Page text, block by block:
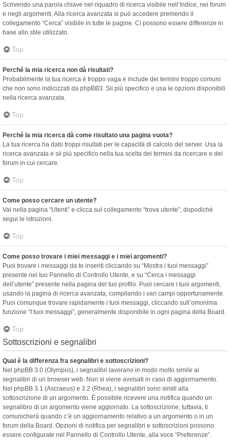
Scrivendo una parola chiave nel riquadro di ricerca visibile nell’Indice, nei forum
e negli argomenti. Alla ricerca avanzata si può accedere premendo il
collegamento “Cerca” visibile in tutte le pagine. Ci possono essere differenze in
base allo stile utilizzato.
Top
Perché la mia ricerca non dà risultati?
Probabilmente la tua ricerca è troppo vaga e include dei termini troppo comuni
che non sono indicizzati da phpBB3. Sii più specifico e usa le opzioni disponibili
nella ricerca avanzata.
Top
Perché la mia ricerca dà come risultato una pagina vuota?
La tua ricerca ha dato troppi risultati per le capacità di calcolo del server. Usa la
ricerca avanzata e sii più specifico nella tua scelta dei termini da ricercare e dei
forum in cui cercare.
Top
Come posso cercare un utente?
Vai nella pagina “Utenti” e clicca sul collegamento “trova utente”, dopodiché
segui le istruzioni.
Top
Come posso trovare i miei messaggi e i miei argomenti?
Puoi trovare i messaggi da te inseriti cliccando su “Mostra i tuoi messaggi”
presente nel tuo Pannello di Controllo Utente, e su “Cerca i messaggi
dell’utente” presente nella pagina del tuo profilo. Puoi cercare i tuoi argomenti,
usando la pagina di ricerca avanzata, compilando i vari campi opportunamente.
Puoi comunque trovare rapidamente i tuoi messaggi, cliccando sull’omonima
funzione “I tuoi messaggi”, generalmente disponibile in ogni pagina della Board.
Top
Sottoscrizioni e segnalibri
Qual è la differenza fra segnalibri e sottoscrizioni?
Nel phpBB 3.0 (Olympus), i segnalibri lavorano in modo molto simile ai
segnalibri di un browser web. Non si viene avvisati in caso di aggiornamento.
Nel phpBB 3.1 (Ascraeus) e 3.2 (Rhea), i segnalibri sono simili alla
sottoscrizione di un argomento. È possibile ricevere una notifica quando un
segnalibro di un argomento viene aggiornato. La sottoscrizione, tuttavia, ti
comunicherà quando c’è un aggiornamento relativo a un argomento o in un
forum della Board. Opzioni di notifica per segnalibri e sottoscrizioni possono
essere configurate nel Pannello di Controllo Utente, alla voce “Preferenze”.